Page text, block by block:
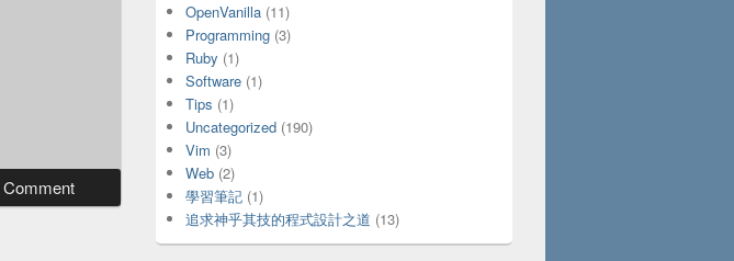
OpenVanilla (11)
Programming (3)
Ruby (1)
Software (1)
Tips (1)
Uncategorized (190)
Vim (3)
Web (2)
學習筆記 (1)
追求神乎其技的程式設計之道 (13)